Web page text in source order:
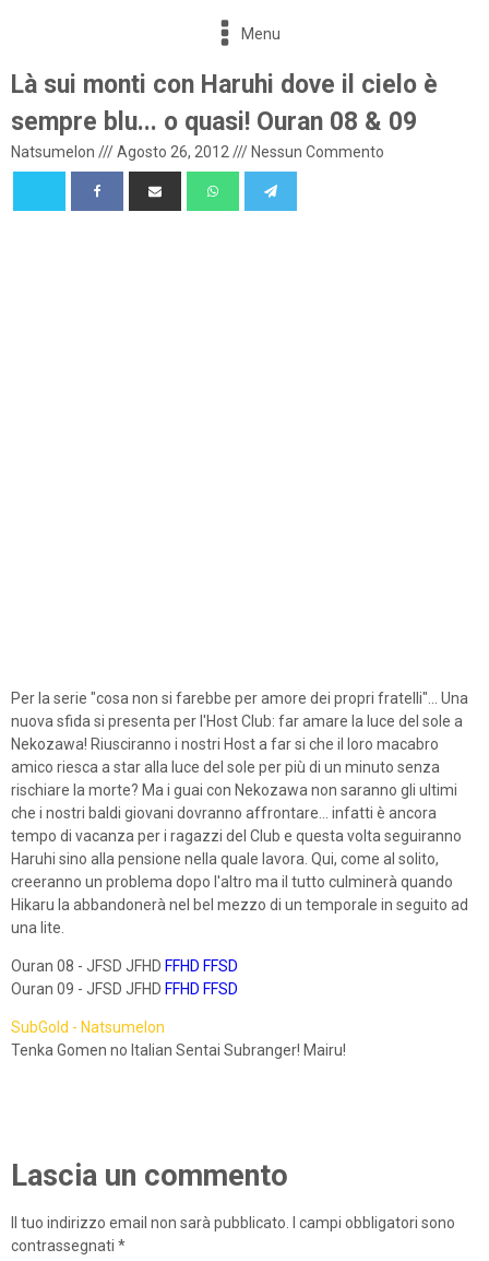
Menu
Là sui monti con Haruhi dove il cielo è
sempre blu... o quasi! Ouran 08 & 09
Natsumelon ///Agosto 26, 2012 /// Nessun Commento
Per la serie "cosa non si farebbe per amore dei propri fratelli"... Una
nuova sfida si presenta per l'Host Club: far amare la luce del sole a
Nekozawa! Riusciranno i nostri Host a far si che il loro macabro
amico riesca a star alla luce del sole per più di un minuto senza
rischiare la morte? Ma i guai con Nekozawa non saranno gli ultimi
che i nostri baldi giovani dovranno affrontare... infatti è ancora
tempo di vacanza per i ragazzi del Club e questa volta seguiranno
Haruhi sino alla pensione nella quale lavora. Qui, come al solito,
creeranno un problema dopo l'altro ma il tutto culminerà quando
Hikaru la abbandonerà nel bel mezzo di un temporale in seguito ad
una lite.
Ouran 08 - JFSD JFHD FFHD FFSD
Ouran 09 - JFSD JFHD FFHD FFSD
SubGold - Natsumelon
Tenka Gomen no Italian Sentai Subranger! Mairu!
Lascia un commento
Il tuo indirizzo email non sarà pubblicato.
I campi obbligatori sono
contrassegnati *